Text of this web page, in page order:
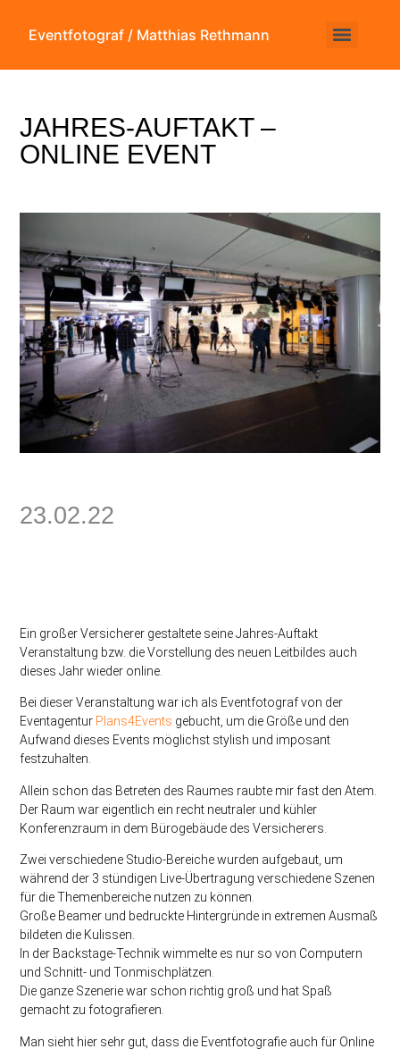
Eventfotograf / Matthias Rethmann
JAHRES-AUFTAKT –
ONLINE EVENT
23.02.22
Ein großer Versicherer gestaltete seine Jahres-Auftakt
Veranstaltung bzw. die Vorstellung des neuen Leitbildes auch
dieses Jahr wieder online.
Bei dieser Veranstaltung war ich als Eventfotograf von der
Eventagentur Plans4Events gebucht, um die Größe und den
Aufwand dieses Events möglichst stylish und imposant
festzuhalten.
Allein schon das Betreten des Raumes raubte mir fast den Atem.
Der Raum war eigentlich ein recht neutraler und kühler
Konferenzraum in dem Bürogebäude des Versicherers.
Zwei verschiedene Studio-Bereiche wurden aufgebaut, um
während der 3 stündigen Live-Übertragung verschiedene Szenen
für die Themenbereiche nutzen zu können.
Große Beamer und bedruckte Hintergründe in extremen Ausmaß
bildeten die Kulissen.
In der Backstage-Technik wimmelte es nur so von Computern
und Schnitt- und Tonmischplätzen.
Die ganze Szenerie war schon richtig groß und hat Spaß
gemacht zu fotografieren.
Man sieht hier sehr gut, dass die Eventfotografie auch für Online